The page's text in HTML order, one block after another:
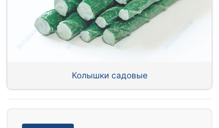
Колышки садовые